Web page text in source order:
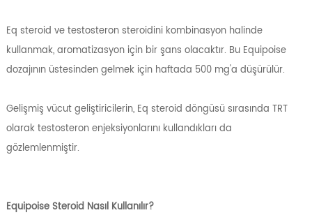
Eq steroid ve testosteron steroidini kombinasyon halinde
kullanmak, aromatizasyon için bir şans olacaktır. Bu Equipoise
dozajının üstesinden gelmek için haftada 500 mg'a düşürülür.
Gelişmiş vücut geliştiricilerin, Eq steroid döngüsü sırasında TRT
olarak testosteron enjeksiyonlarını kullandıkları da
gözlemlenmiştir.
Equipoise Steroid Nasıl Kullanılır?